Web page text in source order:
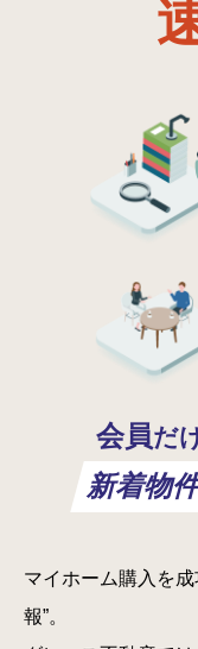
会員だ
新着物
マイホーム購入を成
報”。